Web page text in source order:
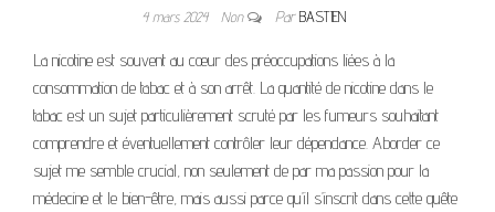
4 mars 2024 Non ParBASTIEN
La nicotine est souvent au cœur des préoccupations liées à la
consommation de tabac et à son arrêt. La quantité de nicotine dans le
tabac est un sujet particulièrement scruté par les fumeurs souhaitant
comprendre et éventuellement contrôler leur dépendance. Aborder ce
sujet me semble crucial, non seulement de par ma passion pour la
médecine et le bien-être, mais aussi parce qu’il s’inscrit dans cette quête